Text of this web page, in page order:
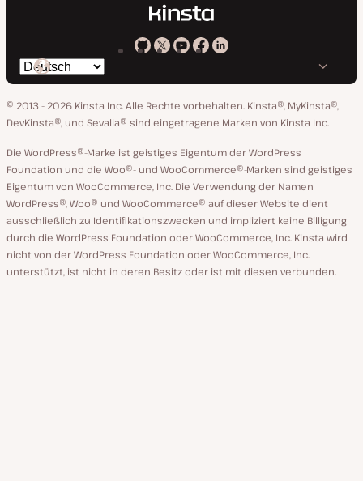
Kinsta
GitHub
Kinsta
X
Kinsta
YouTube
Kinsta
Facebook
Kinsta
LinkedIn
Spräche
ändern
© 2013 - 2026 Kinsta Inc. Alle Rechte vorbehalten. Kinsta®, MyKinsta®,
DevKinsta®, und Sevalla® sind eingetragene Marken von Kinsta Inc.
Die WordPress®-Marke ist geistiges Eigentum der WordPress
Foundation und die Woo®- und WooCommerce®-Marken sind geistiges
Eigentum von WooCommerce, Inc. Die Verwendung der Namen
WordPress®, Woo® und WooCommerce® auf dieser Website dient
ausschließlich zu Identifikationszwecken und impliziert keine Billigung
durch die WordPress Foundation oder WooCommerce, Inc. Kinsta wird
nicht von der WordPress Foundation oder WooCommerce, Inc.
unterstützt, ist nicht in deren Besitz oder ist mit diesen verbunden.